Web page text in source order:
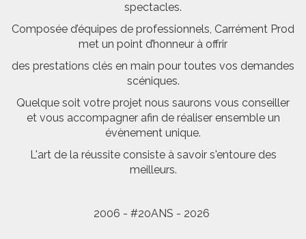
spectacles.
Composée d’équipes de professionnels, Carrément Prod
met un point d’honneur à offrir
des prestations clés en main pour toutes vos demandes
scéniques.
Quelque soit votre projet nous saurons vous conseiller
et vous accompagner afin de réaliser ensemble un
évènement unique.
L'art de la réussite consiste à savoir s'entoure des
meilleurs.
2006 - #20ANS - 2026